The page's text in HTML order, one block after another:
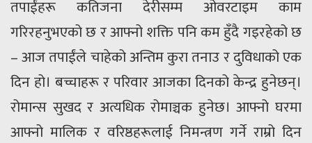
तपाईंहरू कतिजना देरीसम्म ओवरटाइम काम
गरिरहनुभएको छ र आफ्नो शक्ति पनि कम हुँदै गइरहेको छ
– आज तपाईंले चाहेको अन्तिम कुरा तनाउ र दुविधाको एक
दिन हो। बच्चाहरू र परिवार आजका दिनको केन्द्र हुनेछन्।
रोमान्स सुखद र अत्यधिक रोमाञ्चक हुनेछ। आफ्नो घरमा
आफ्नो मालिक र वरिष्ठहरूलाई निमन्त्रण गर्ने राम्रो दिन